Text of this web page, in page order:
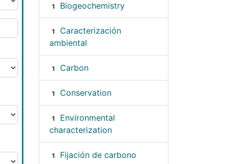
1 Biogeochemistry
1
Caracterización
ambiental
1 Carbon
1 Conservation
1
Environmental
characterization
1 Fijación de carbono